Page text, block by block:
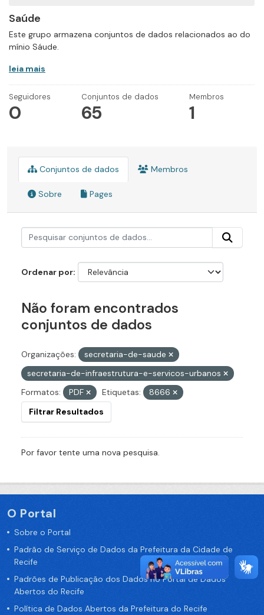
Saúde
Este grupo armazena conjuntos de dados relacionados ao do
mínio Sáude.
leia mais
Seguidores
0
Conjuntos de dados
65
Membros
1
Conjuntos de dados Membros
Sobre Pages
Ordenar por
Não foram encontrados
conjuntos de dados
Organizações:
secretaria-de-saude
secretaria-de-infraestrutura-e-servicos-urbanos
Formatos:
PDF Etiquetas:
8666
Filtrar Resultados
Por favor tente uma nova pesquisa.
O Portal
Sobre o Portal
Padrão de Serviço de Dados da Prefeitura da Cidade de
Recife
Padrões de Publicação dos Dados no Portal de Dados
Abertos do Recife
Política de Dados Abertos da Prefeitura do Recife